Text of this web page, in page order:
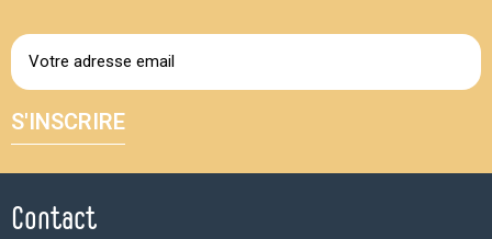
S'INSCRIRE
Contact